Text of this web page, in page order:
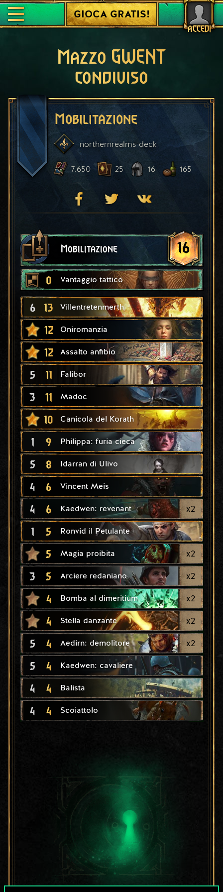
ACCEDI
GIOCA GRATIS!
Mazzo GWENT
condiviso
Mobilitazione
northernrealmsdeck
7.650 25 16 165
Mobilitazione 16
0 Vantaggio tattico
6 13 Villentretenmerth
12 Oniromanzia
12 Assalto anfibio
5 11 Falibor
3 11 Madoc
10 Canicola del Korath
1 9 Philippa: furia cieca
5 8 Idarran di Ulivo
4 6 Vincent Meis
4 6 Kaedwen: revenant x2
1 5 Ronvid il Petulante
5 Magia proibita x2
3 5 Arciere redaniano x2
4 Bomba al dimeritium x2
4 Stella danzante x2
5 4 Aedirn: demolitore x2
5 4 Kaedwen: cavaliere
4 4 Balista
4 4 Scoiattolo